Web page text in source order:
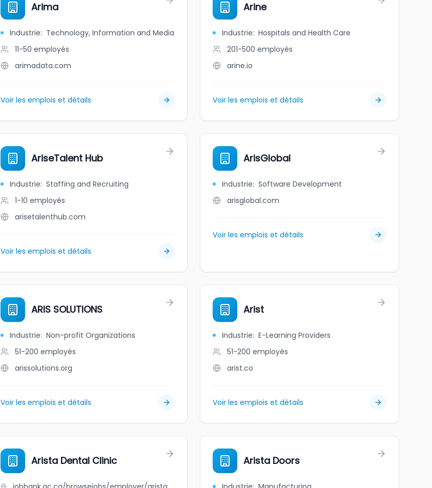
Arima
Industrie: Technology, Information and Media
11-50 employés
arimadata.com
Voir les emplois et détails
Arine
Industrie: Hospitals and Health Care
201-500 employés
arine.io
Voir les emplois et détails
AriseTalent Hub
Industrie: Staffing and Recruiting
1-10 employés
arisetalenthub.com
Voir les emplois et détails
ArisGlobal
Industrie: Software Development
arisglobal.com
Voir les emplois et détails
ARIS SOLUTIONS
Industrie: Non-profit Organizations
51-200 employés
arissolutions.org
Voir les emplois et détails
Arist
Industrie: E-Learning Providers
51-200 employés
arist.co
Voir les emplois et détails
Arista Dental Clinic Arista Doors